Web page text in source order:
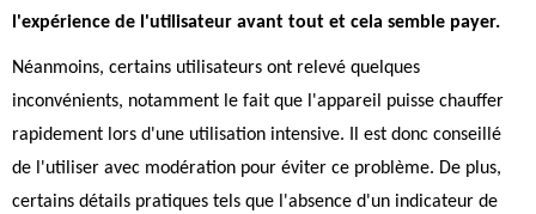
l'expérience de l'utilisateur avant tout et cela semble payer.
Néanmoins, certains utilisateurs ont relevé quelques
inconvénients, notamment le fait que l'appareil puisse chauffer
rapidement lors d'une utilisation intensive. Il est donc conseillé
de l'utiliser avec modération pour éviter ce problème. De plus,
certains détails pratiques tels que l'absence d'un indicateur de